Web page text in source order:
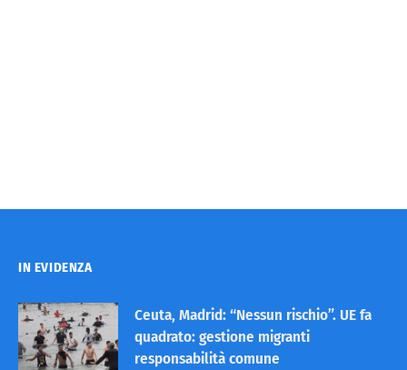
IN EVIDENZA
Ceuta, Madrid: “Nessun rischio”. UE fa
quadrato: gestione migranti
responsabilità comune